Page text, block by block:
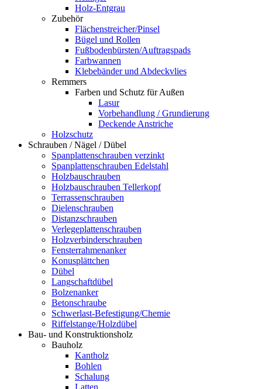
Holz-Entgrau
Zubehör
Flächenstreicher/Pinsel
Bügel und Rollen
Fußbodenbürsten/Auftragspads
Farbwannen
Klebebänder und Abdeckvlies
Remmers
Farben und Schutz für Außen
Lasur
Vorbehandlung / Grundierung
Deckende Anstriche
Holzschutz
Schrauben / Nägel / Dübel
Spanplattenschrauben verzinkt
Spanplattenschrauben Edelstahl
Holzbauschrauben
Holzbauschrauben Tellerkopf
Terrassenschrauben
Dielenschrauben
Distanzschrauben
Verlegeplattenschrauben
Holzverbinderschrauben
Fensterrahmenanker
Konusplättchen
Dübel
Langschaftdübel
Bolzenanker
Betonschraube
Schwerlast-Befestigung/Chemie
Riffelstange/Holzdübel
Bau- und Konstruktionsholz
Bauholz
Kantholz
Bohlen
Schalung
Latten